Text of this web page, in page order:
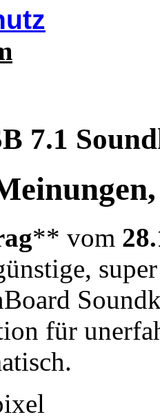
7.1
** vom
für